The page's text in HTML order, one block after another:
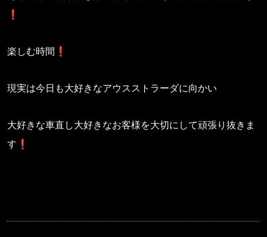
❗️
楽しむ時間❗️
現実は今日も大好きなアウスストラーダに向かい
大好きな車直し大好きなお客様を大切にして頑張り抜きま
す❗️